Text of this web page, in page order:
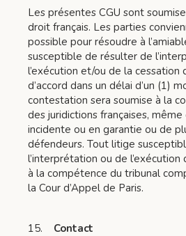
Les présentes CGU sont
droit français. Les parties
possible pour résoudre à
susceptible de résulter de
l’exécution et/ou de la cessation
d’accord dans un délai d’un (1)
contestation sera soumise à la
des juridictions françaises,
incidente ou en garantie ou de
défendeurs. Tout litige
l’interprétation ou de l’exécution
à la compétence du tribunal
la Cour d’Appel de Paris.
15.
Contact